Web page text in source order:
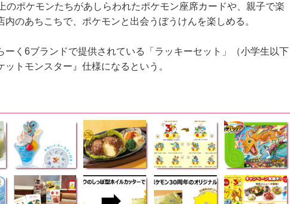
のポケモンたちがあしらわれたポケモン座席カードや、親子で楽
のあちこちで、ポケモンと出会うぼうけんを楽しめる。
く6ブランドで提供されている「ラッキーセット」（小学生以下
トモンスター』仕様になるという。